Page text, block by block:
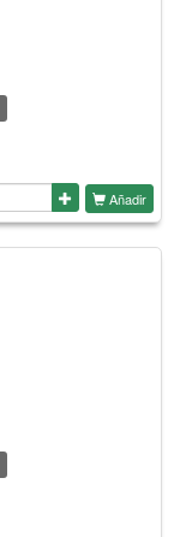
Añadir